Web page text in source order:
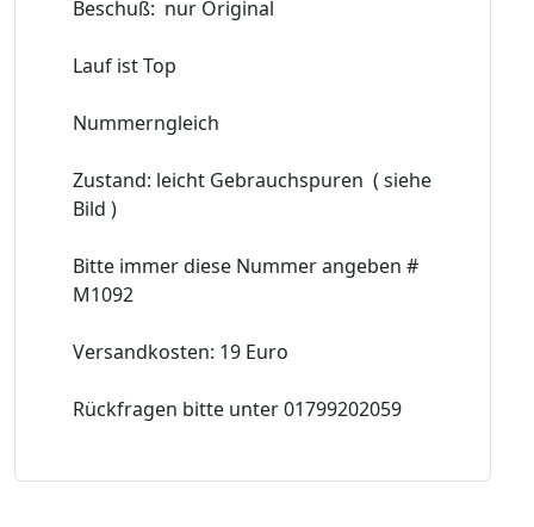
Beschuß: nur Original
Lauf ist Top
Nummerngleich
Zustand: leicht Gebrauchspuren ( siehe
Bild )
Bitte immer diese Nummer angeben #
M1092
Versandkosten: 19 Euro
Rückfragen bitte unter 01799202059